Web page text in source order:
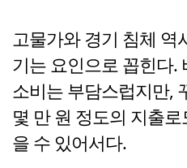
고물가와 경기 침체 역
기는 요인으로 꼽힌다.
소비는 부담스럽지만,
몇 만 원 정도의 지출
을 수 있어서다.